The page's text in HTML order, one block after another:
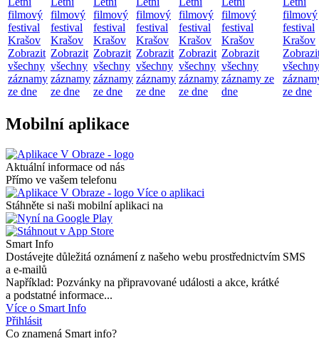
filmový
festival
Krašov
Zobrazit
všechny
záznamy
ze dne
filmový
festival
Krašov
Zobrazit
všechny
záznamy
ze dne
filmový
festival
Krašov
Zobrazit
všechny
záznamy
ze dne
filmový
festival
Krašov
Zobrazit
všechny
záznamy
ze dne
filmový
festival
Krašov
Zobrazit
všechny
záznamy
ze dne
filmový
festival
Krašov
Zobrazit
všechny
záznamy ze
dne
filmový
festival
Krašov
všechny
ze dne
Mobilní aplikace
Aktuální informace od nás
Přímo ve vašem telefonu
Více o aplikaci
Stáhněte si naši mobilní aplikaci na
Smart Info
Dostávejte důležitá oznámení z našeho webu prostřednictvím SMS
a e-mailů
Například: Pozvánky na připravované události a akce, krátké
a podstatné informace...
Více o Smart Info
Přihlásit
Co znamená Smart info?